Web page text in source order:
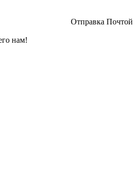
Отправка Почтой
нам!